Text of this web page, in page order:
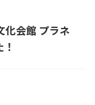
化会館 プラネ